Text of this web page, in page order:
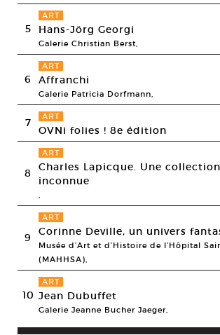
5
ART
Hans-Jörg Georgi
Galerie Christian Berst,
6
ART
Affranchi
Galerie Patricia Dorfmann,
7 ART
OVNi folies ! 8e édition
8
ART
Charles Lapicque. Une
inconnue
,
9
ART
Corinne Deville, un univers
Musée d’Art et d’Histoire de l’Hôpital
(MAHHSA),
10
ART
Jean Dubuffet
Galerie Jeanne Bucher Jaeger,